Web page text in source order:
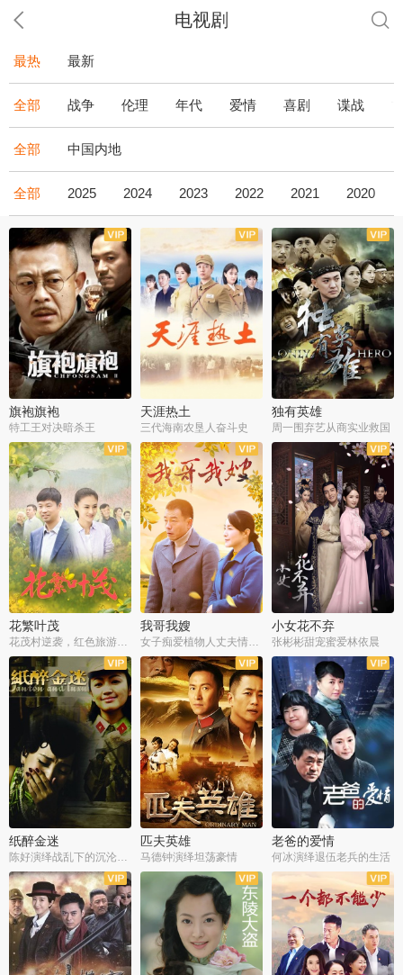
电视剧
最热 最新
全部 战争 伦理 年代 爱情 喜剧 谍战
全部 中国内地
全部 2025 2024 2023 2022 2021 2020
全43集
旗袍旗袍
特工王对决暗杀王
全36集
天涯热土
三代海南农垦人奋斗史
全34集
独有英雄
周一围弃艺从商实业救国
全34集
花繁叶茂
花茂村逆袭，红色旅游出圈
全50集
我哥我嫂
女子痴爱植物人丈夫情定一生
全51集
小女花不弃
张彬彬甜宠蜜爱林依晨
全42集
纸醉金迷
全35集
匹夫英雄
马德钟演绎坦荡豪情
全32集
老爸的爱情
何冰演绎退伍老兵的生活
全40集
全33集 全36集